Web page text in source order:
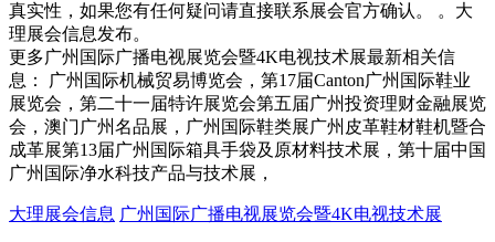
真实性，如果您有任何疑问请直接联系展会官方确认。 。大
理展会信息发布。
更多广州国际广播电视展览会暨4K电视技术展最新相关信
息： 广州国际机械贸易博览会，第17届Canton广州国际鞋业
展览会，第二十一届特许展览会第五届广州投资理财金融展览
会，澳门广州名品展，广州国际鞋类展广州皮革鞋材鞋机暨合
成革展第13届广州国际箱具手袋及原材料技术展，第十届中国
广州国际净水科技产品与技术展，
大理展会信息 广州国际广播电视展览会暨4K电视技术展